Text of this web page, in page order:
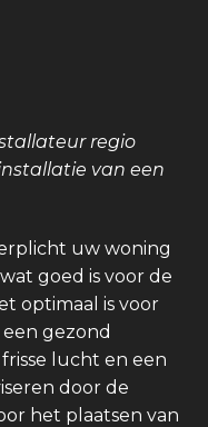
regio
van een
uw woning
goed is voor de
optimaal is voor
gezond
lucht en een
door de
het plaatsen van